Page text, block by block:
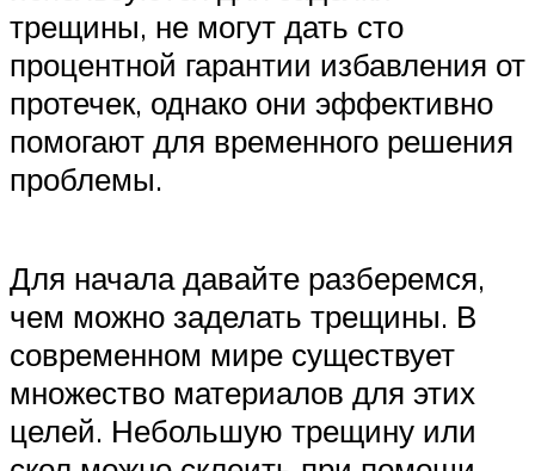
трещины, не могут дать сто
процентной гарантии избавления от
протечек, однако они эффективно
помогают для временного решения
проблемы.
Для начала давайте разберемся,
чем можно заделать трещины. В
современном мире существует
множество материалов для этих
целей. Небольшую трещину или